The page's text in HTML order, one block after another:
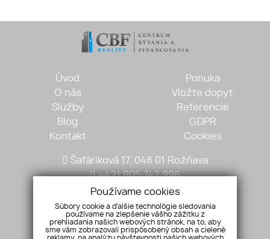
Úvod
O nás
Služby
Blog
Kontakt
Ponuka
Vložte dopyt
Referencie
GDPR
Cookies
Šafáriková 17, 048 01 Rožňava
+421 905 742 996
mariantobisz@gmail.com
Používame cookies
Súbory cookie a ďalšie technológie sledovania
používame na zlepšenie vášho zážitku z
prehliadania našich webových stránok, na to, aby
sme vám zobrazovali prispôsobený obsah a cielené